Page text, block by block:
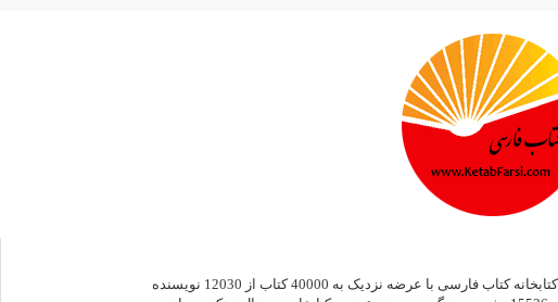
کتابخانه کتاب فارسی با عرضه نزدیک به 40000 کتاب از 12030 نویسنده